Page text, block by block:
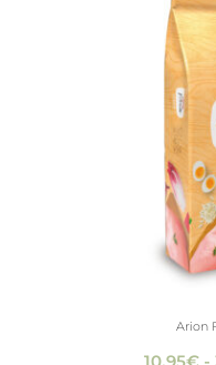
Arion